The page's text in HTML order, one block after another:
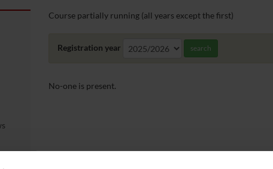
Course partially running (all years except the first)
Registration year search
No-one is present.